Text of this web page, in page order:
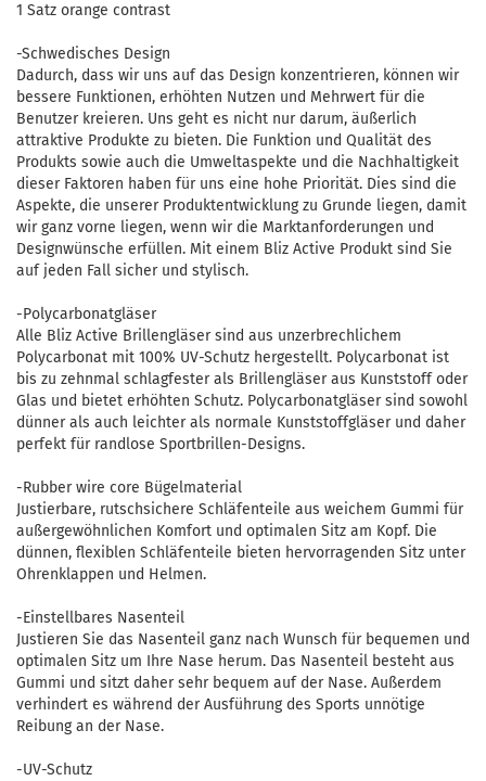
1 Satz orange contrast
-Schwedisches Design
Dadurch, dass wir uns auf das Design konzentrieren, können wir
bessere Funktionen, erhöhten Nutzen und Mehrwert für die
Benutzer kreieren. Uns geht es nicht nur darum, äußerlich
attraktive Produkte zu bieten. Die Funktion und Qualität des
Produkts sowie auch die Umweltaspekte und die Nachhaltigkeit
dieser Faktoren haben für uns eine hohe Priorität. Dies sind die
Aspekte, die unserer Produktentwicklung zu Grunde liegen, damit
wir ganz vorne liegen, wenn wir die Marktanforderungen und
Designwünsche erfüllen. Mit einem Bliz Active Produkt sind Sie
auf jeden Fall sicher und stylisch.
-Polycarbonatgläser
Alle Bliz Active Brillengläser sind aus unzerbrechlichem
Polycarbonat mit 100% UV-Schutz hergestellt. Polycarbonat ist
bis zu zehnmal schlagfester als Brillengläser aus Kunststoff oder
Glas und bietet erhöhten Schutz. Polycarbonatgläser sind sowohl
dünner als auch leichter als normale Kunststoffgläser und daher
perfekt für randlose Sportbrillen-Designs.
-Rubber wire core Bügelmaterial
Justierbare, rutschsichere Schläfenteile aus weichem Gummi für
außergewöhnlichen Komfort und optimalen Sitz am Kopf. Die
dünnen, flexiblen Schläfenteile bieten hervorragenden Sitz unter
Ohrenklappen und Helmen.
-Einstellbares Nasenteil
Justieren Sie das Nasenteil ganz nach Wunsch für bequemen und
optimalen Sitz um Ihre Nase herum. Das Nasenteil besteht aus
Gummi und sitzt daher sehr bequem auf der Nase. Außerdem
verhindert es während der Ausführung des Sports unnötige
Reibung an der Nase.
-UV-Schutz